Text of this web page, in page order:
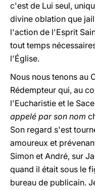
c'est de Lui seul,
divine oblation que
l'action de l'Esprit
tout temps
l'Église.
Nous nous tenons au
Rédempteur qui, au
l'Eucharistie et le
appelé par son nom
Son regard s'est
amoureux et
Simon et André, sur
quand il était sous le
bureau de publicain.